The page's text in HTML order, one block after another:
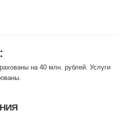
на 40 млн. рублей. Услуги